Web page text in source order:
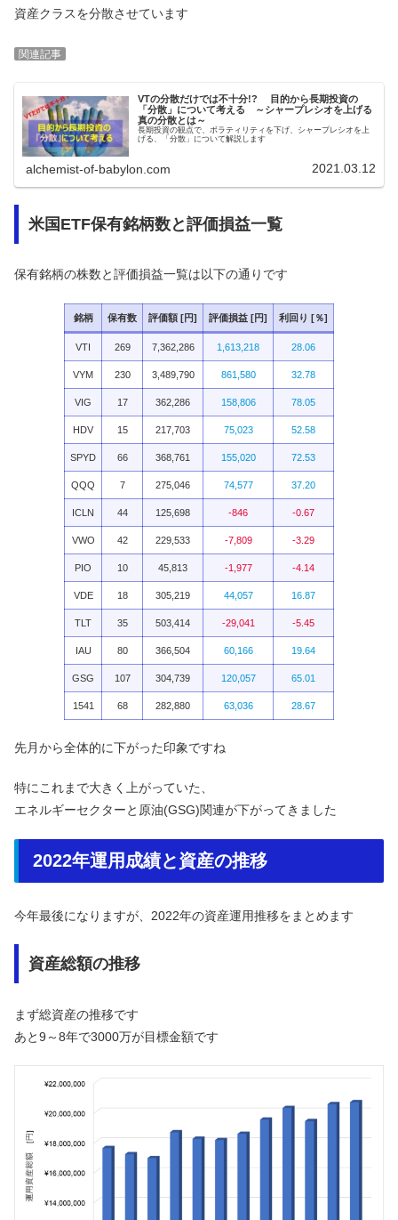
資産クラスを分散させています
関連記事
VTの分散だけでは不十分!? 目的から長期投資の
「分散」について考える ～シャープレシオを上げる
真の分散とは～
長期投資の観点で、ボラティリティを下げ、シャープレシオを上
げる、「分散」について解説します
alchemist-of-babylon.com 2021.03.12
米国ETF保有銘柄数と評価損益一覧
保有銘柄の株数と評価損益一覧は以下の通りです
銘柄 保有数 評価額 [円] 評価損益 [円] 利回り [％]
VTI 269 7,362,286 1,613,218 28.06
VYM 230 3,489,790 861,580 32.78
VIG 17 362,286 158,806 78.05
HDV 15 217,703 75,023 52.58
SPYD 66 368,761 155,020 72.53
QQQ 7 275,046 74,577 37.20
ICLN 44 125,698 -846 -0.67
VWO 42 229,533 -7,809 -3.29
PIO 10 45,813 -1,977 -4.14
VDE 18 305,219 44,057 16.87
TLT 35 503,414 -29,041 -5.45
IAU 80 366,504 60,166 19.64
GSG 107 304,739 120,057 65.01
1541 68 282,880 63,036 28.67
先月から全体的に下がった印象ですね
特にこれまで大きく上がっていた、
エネルギーセクターと原油(GSG)関連が下がってきました
2022年運用成績と資産の推移
今年最後になりますが、2022年の資産運用推移をまとめます
資産総額の推移
まず総資産の推移です
あと9～8年で3000万が目標金額です